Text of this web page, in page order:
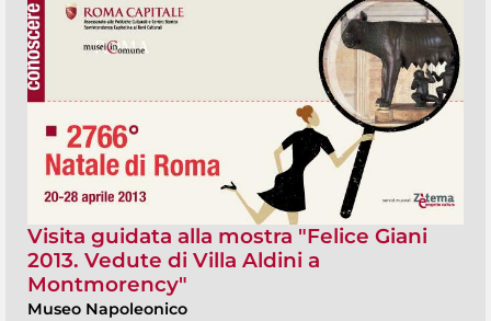
Visita guidata alla mostra "Felice Giani
2013. Vedute di Villa Aldini a
Montmorency"
Museo Napoleonico